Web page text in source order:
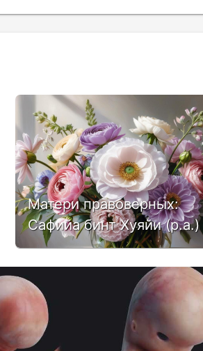
Матери правоверных:
Сафийа бинт Хуяйи (р.а.)